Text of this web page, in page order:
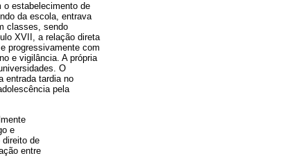
o estabelecimento de
da escola, entrava
classes, sendo
XVII, a relação direta
progressivamente com
e vigilância. A própria
O
entrada tardia no
pela
e
de
entre